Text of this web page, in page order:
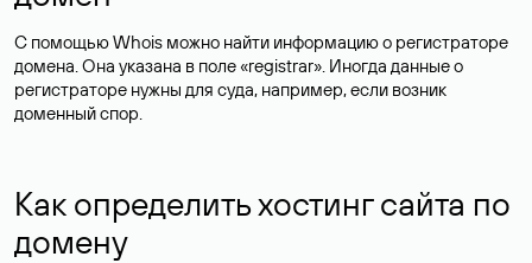
С помощью Whois можно найти информацию о регистраторе
домена. Она указана в поле «registrar». Иногда данные о
регистраторе нужны для суда, например, если возник
доменный спор.
Как определить хостинг сайта по
домену